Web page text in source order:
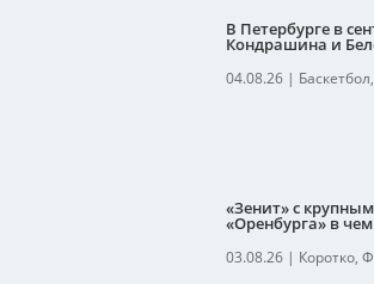
В Петербурге в
Кондрашина и
04.08.26| Баскетбол,
«Зенит» с
«Оренбурга» в
03.08.26| Коротко,